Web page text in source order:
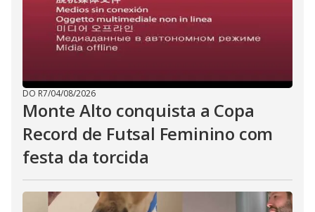
DO R7/04/08/2026
Monte Alto conquista a Copa
Record de Futsal Feminino com
festa da torcida